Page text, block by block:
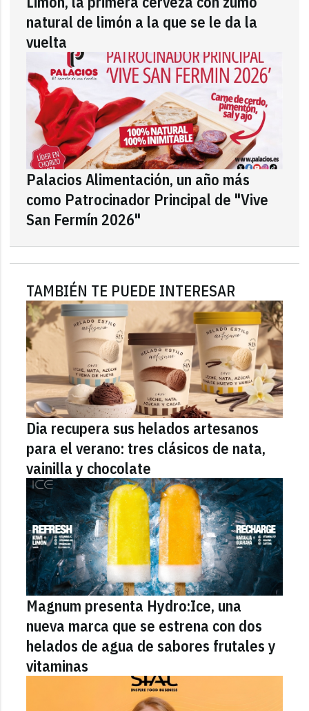
natural de limón a la que se le da la
vuelta
Palacios Alimentación, un año más
como Patrocinador Principal de "Vive
San Fermín 2026"
TAMBIÉN TE PUEDE INTERESAR
Dia recupera sus helados artesanos
para el verano: tres clásicos de nata,
vainilla y chocolate
Magnum presenta Hydro:Ice, una
nueva marca que se estrena con dos
helados de agua de sabores frutales y
vitaminas